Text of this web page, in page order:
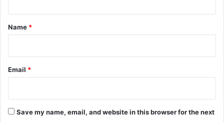
*
Name *
Email *
Save my name, email, and website in this browser for the next